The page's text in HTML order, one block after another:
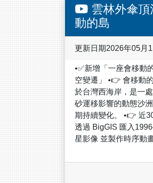
雲林外傘
動的島
更新日期2026年05月
•✅新增「一座會移動
空變遷」 •👉 會移動
於台灣西海岸，是一
砂運移影響的動態沙
期持續變化。 •👉 近
透過 BigGIS 匯入
星影像 並製作時序動